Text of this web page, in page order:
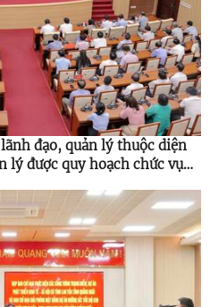
đạo, quản lý thuộc diện
lý được quy hoạch chức vụ